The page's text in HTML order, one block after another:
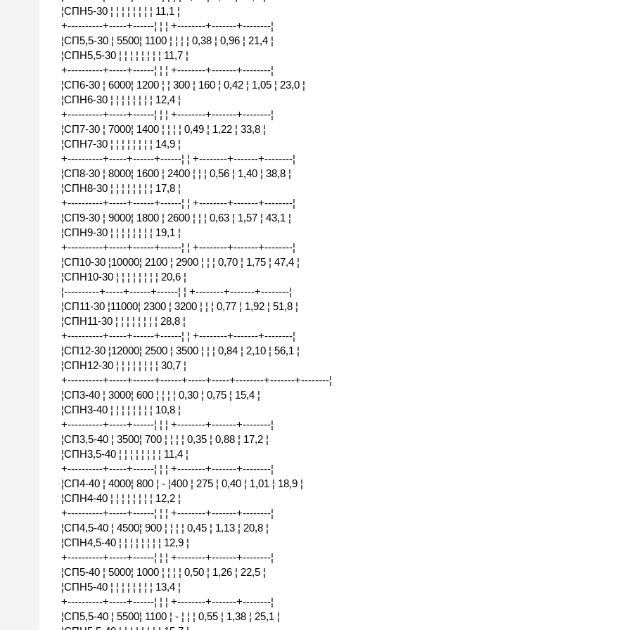
¦СПН5-30 ¦ ¦ ¦ ¦ ¦ ¦ ¦ ¦ 11,1 ¦
+----------+-----+------¦ ¦ ¦ +--------+-------+--------¦
¦СП5,5-30 ¦ 5500¦ 1100 ¦ ¦ ¦ ¦ 0,38 ¦ 0,96 ¦ 21,4 ¦
¦СПН5,5-30 ¦ ¦ ¦ ¦ ¦ ¦ ¦ ¦ 11,7 ¦
+----------+-----+------¦ ¦ ¦ +--------+-------+--------¦
¦СП6-30 ¦ 6000¦ 1200 ¦ ¦ 300 ¦ 160 ¦ 0,42 ¦ 1,05 ¦ 23,0 ¦
¦СПН6-30 ¦ ¦ ¦ ¦ ¦ ¦ ¦ ¦ 12,4 ¦
+----------+-----+------¦ ¦ ¦ +--------+-------+--------¦
¦СП7-30 ¦ 7000¦ 1400 ¦ ¦ ¦ ¦ 0,49 ¦ 1,22 ¦ 33,8 ¦
¦СПН7-30 ¦ ¦ ¦ ¦ ¦ ¦ ¦ ¦ 14,9 ¦
+----------+-----+------+------¦ ¦ +--------+-------+--------¦
¦СП8-30 ¦ 8000¦ 1600 ¦ 2400 ¦ ¦ ¦ 0,56 ¦ 1,40 ¦ 38,8 ¦
¦СПН8-30 ¦ ¦ ¦ ¦ ¦ ¦ ¦ ¦ 17,8 ¦
+----------+-----+------+------¦ ¦ +--------+-------+--------¦
¦СП9-30 ¦ 9000¦ 1800 ¦ 2600 ¦ ¦ ¦ 0,63 ¦ 1,57 ¦ 43,1 ¦
¦СПН9-30 ¦ ¦ ¦ ¦ ¦ ¦ ¦ ¦ 19,1 ¦
+----------+-----+------+------¦ ¦ +--------+-------+--------¦
¦СП10-30 ¦10000¦ 2100 ¦ 2900 ¦ ¦ ¦ 0,70 ¦ 1,75 ¦ 47,4 ¦
¦СПН10-30 ¦ ¦ ¦ ¦ ¦ ¦ ¦ ¦ 20,6 ¦
¦----------+-----+------+------¦ ¦ +--------+-------+--------¦
¦СП11-30 ¦11000¦ 2300 ¦ 3200 ¦ ¦ ¦ 0,77 ¦ 1,92 ¦ 51,8 ¦
¦СПН11-30 ¦ ¦ ¦ ¦ ¦ ¦ ¦ ¦ 28,8 ¦
+----------+-----+------+------¦ ¦ +--------+-------+--------¦
¦СП12-30 ¦12000¦ 2500 ¦ 3500 ¦ ¦ ¦ 0,84 ¦ 2,10 ¦ 56,1 ¦
¦СПН12-30 ¦ ¦ ¦ ¦ ¦ ¦ ¦ ¦ 30,7 ¦
+----------+-----+------+------+-----+-----+--------+-------+--------¦
¦СП3-40 ¦ 3000¦ 600 ¦ ¦ ¦ ¦ 0,30 ¦ 0,75 ¦ 15,4 ¦
¦СПН3-40 ¦ ¦ ¦ ¦ ¦ ¦ ¦ ¦ 10,8 ¦
+----------+-----+------¦ ¦ ¦ +--------+-------+--------¦
¦СП3,5-40 ¦ 3500¦ 700 ¦ ¦ ¦ ¦ 0,35 ¦ 0,88 ¦ 17,2 ¦
¦СПН3,5-40 ¦ ¦ ¦ ¦ ¦ ¦ ¦ ¦ 11,4 ¦
+----------+-----+------¦ ¦ ¦ +--------+-------+--------¦
¦СП4-40 ¦ 4000¦ 800 ¦ - ¦400 ¦ 275 ¦ 0,40 ¦ 1,01 ¦ 18,9 ¦
¦СПН4-40 ¦ ¦ ¦ ¦ ¦ ¦ ¦ ¦ 12,2 ¦
+----------+-----+------¦ ¦ ¦ +--------+-------+--------¦
¦СП4,5-40 ¦ 4500¦ 900 ¦ ¦ ¦ ¦ 0,45 ¦ 1,13 ¦ 20,8 ¦
¦СПН4,5-40 ¦ ¦ ¦ ¦ ¦ ¦ ¦ ¦ 12,9 ¦
+----------+-----+------¦ ¦ ¦ +--------+-------+--------¦
¦СП5-40 ¦ 5000¦ 1000 ¦ ¦ ¦ ¦ 0,50 ¦ 1,26 ¦ 22,5 ¦
¦СПН5-40 ¦ ¦ ¦ ¦ ¦ ¦ ¦ ¦ 13,4 ¦
+----------+-----+------¦ ¦ ¦ +--------+-------+--------¦
¦СП5,5-40 ¦ 5500¦ 1100 ¦ - ¦ ¦ ¦ 0,55 ¦ 1,38 ¦ 25,1 ¦